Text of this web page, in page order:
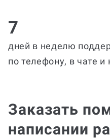
7
дней в неделю
по телефону, в чате и
Заказать
написании